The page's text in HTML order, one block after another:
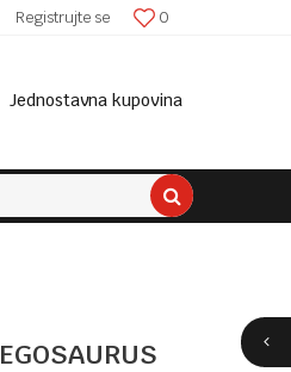
0
Registrujte se
Jednostavna kupovina